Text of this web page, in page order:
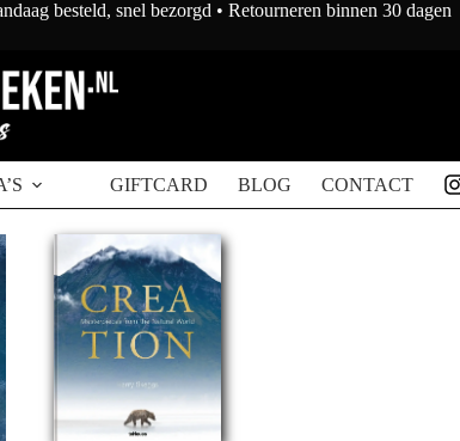
besteld, snel bezorgd • Retourneren binnen 30 dagen
GIFTCARD BLOG CONTACT